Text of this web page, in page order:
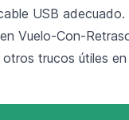
USB adecuado.
Vuelo-Con-
trucos útiles